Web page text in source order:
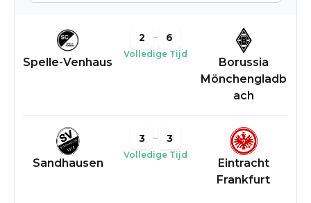
Spelle-Venhaus
2 6
Volledige Tijd
Borussia
Mönchengladb
ach
Sandhausen
3 3
Volledige Tijd
Eintracht
Frankfurt